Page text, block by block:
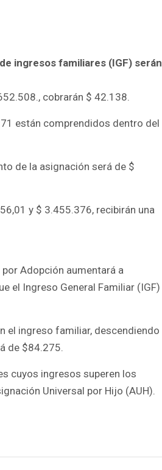
ingresos familiares (IGF) serán
cobrarán $ 42.138.
están comprendidos dentro del
de la asignación será de $
y $ 3.455.376, recibirán una
Adopción aumentará a
el Ingreso General Familiar (IGF)
el ingreso familiar, descendiendo
de $84.275.
cuyos ingresos superen los
Universal por Hijo (AUH).